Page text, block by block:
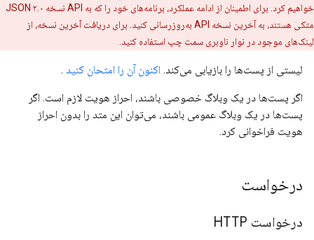
خواهیم کرد. برای اطمینان از ادامه عملکرد، برنامه‌های خود را که به API نسخه ۲.۰ JSON
متکی هستند، به آخرین نسخه API به‌روزرسانی کنید. برای دریافت آخرین نسخه، از
لینک‌های موجود در نوار ناوبری سمت چپ استفاده کنید.
لیستی از پست‌ها را بازیابی می‌کند. اکنون آن را امتحان کنید .
اگر پست‌ها در یک وبلاگ خصوصی باشند، احراز هویت لازم است. اگر
پست‌ها در یک وبلاگ عمومی باشند، می‌توان این متد را بدون احراز
هویت فراخوانی کرد.
درخواست
درخواست HTTP